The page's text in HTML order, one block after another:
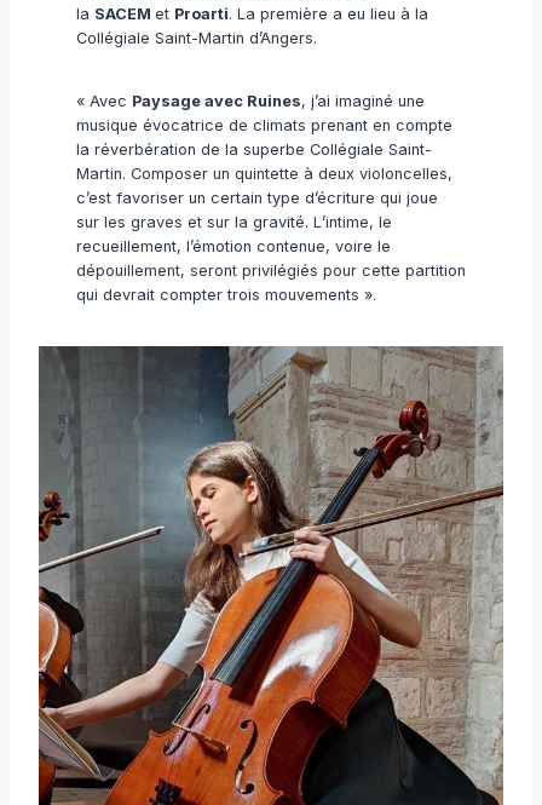
la SACEM et Proarti. La première a eu lieu à la
Collégiale Saint-Martin d’Angers.
« Avec Paysage avec Ruines, j’ai imaginé une
musique évocatrice de climats prenant en compte
la réverbération de la superbe Collégiale Saint-
Martin. Composer un quintette à deux violoncelles,
c’est favoriser un certain type d’écriture qui joue
sur les graves et sur la gravité. L’intime, le
recueillement, l’émotion contenue, voire le
dépouillement, seront privilégiés pour cette partition
qui devrait compter trois mouvements ».